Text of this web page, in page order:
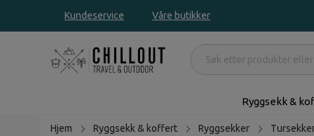
Kundeservice Våre butikker
Ryggsekk &
Hjem Ryggsekk & koffert Ryggsekker